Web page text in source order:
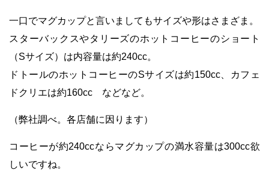
一口でマグカップと言いましてもサイズや形はさまざま。
スターバックスやタリーズのホットコーヒーのショート
（Sサイズ）は内容量は約240cc。
ドトールのホットコーヒーのSサイズは約150cc、カフェ
ドクリエは約160cc などなど。
（弊社調べ。各店舗に因ります）
コーヒーが約240ccならマグカップの満水容量は300cc欲
しいですね。